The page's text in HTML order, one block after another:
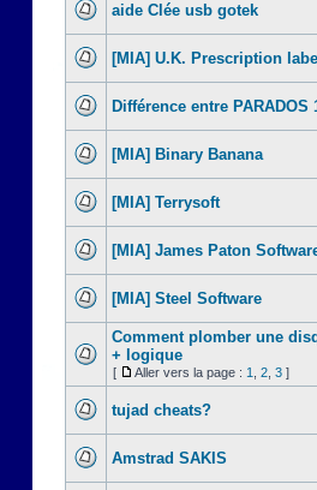
aide Clée usb gotek
[MIA] U.K. Prescription
Différence entre PARADOS
[MIA] Binary Banana
[MIA] Terrysoft
[MIA] James Paton
[MIA] Steel Software
Comment plomber une
+ logique
[ Aller vers la page : 1 2 3 ]
tujad cheats?
Amstrad SAKIS